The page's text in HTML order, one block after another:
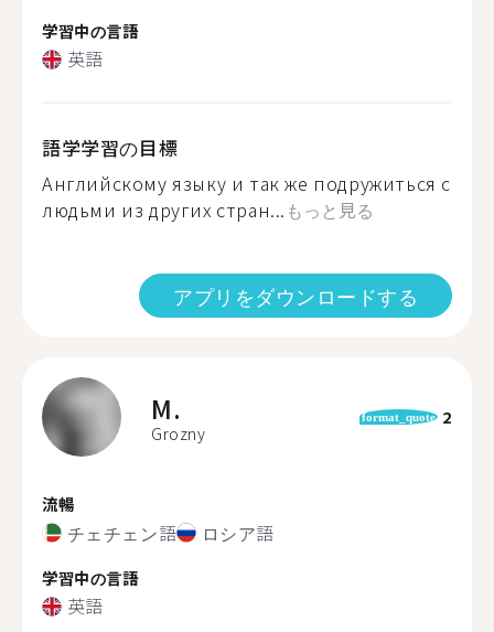
学習中の言語
英語
語学学習の目標
Английскому языку и так же подружиться с
людьми из других стран... もっと見る
アプリをダウンロードする
M.
Grozny
format_quote 2
流暢
チェチェン語 ロシア語
学習中の言語
英語